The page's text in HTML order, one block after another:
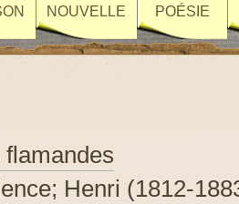
NOUVELLE POÉSIE
Henri (1812-